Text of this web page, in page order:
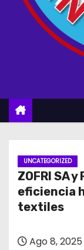
UNCATEGORIZED
ZOFRI SA
eficiencia
textiles
Ago 8, 2025